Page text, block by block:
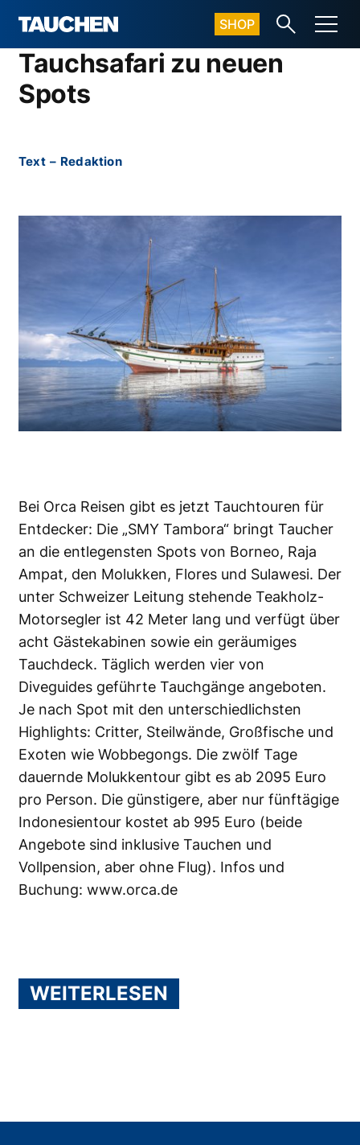
SHOP
Tauchsafari zu neuen
Spots
Text – Redaktion
Bei Orca Reisen gibt es jetzt Tauchtouren für
Entdecker: Die „SMY Tambora“ bringt Taucher
an die entlegensten Spots von Borneo, Raja
Ampat, den Molukken, Flores und Sulawesi. Der
unter Schweizer Leitung stehende Teakholz-
Motorsegler ist 42 Meter lang und verfügt über
acht Gästekabinen sowie ein geräumiges
Tauchdeck. Täglich werden vier von
Diveguides geführte Tauchgänge angeboten.
Je nach Spot mit den unterschiedlichsten
Highlights: Critter, Steilwände, Großfische und
Exoten wie Wobbegongs. Die zwölf Tage
dauernde Molukkentour gibt es ab 2095 Euro
pro Person. Die günstigere, aber nur fünftägige
Indonesientour kostet ab 995 Euro (beide
Angebote sind inklusive Tauchen und
Vollpension, aber ohne Flug). Infos und
Buchung: www.orca.de
WEITERLESEN